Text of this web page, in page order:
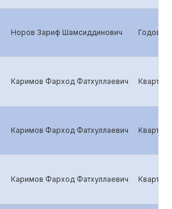
Норов Зариф Шамсиддинович Годовой
Каримов Фарход Фатхуллаевич
Каримов Фарход Фатхуллаевич
Каримов Фарход Фатхуллаевич